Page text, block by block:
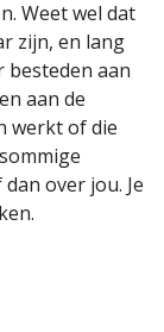
Weet wel dat
zijn, en lang
besteden aan
aan de
werkt of die
over jou. Je